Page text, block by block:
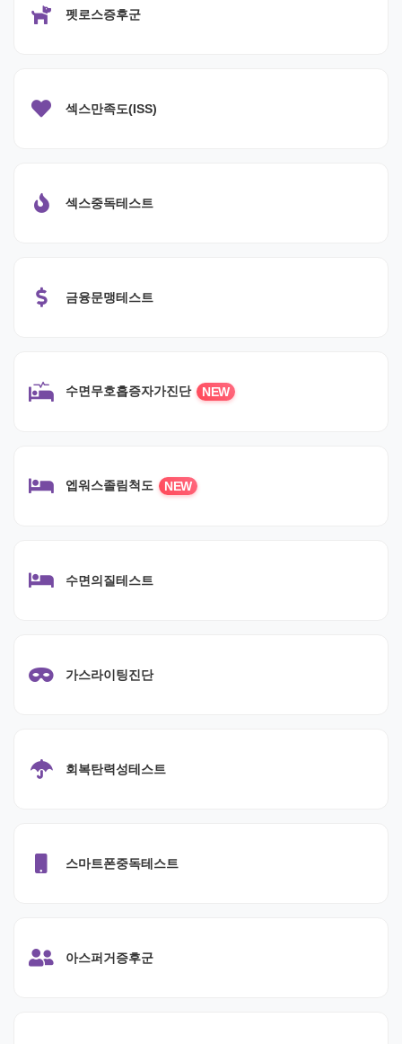
펫로스증후군
섹스만족도(ISS)
섹스중독테스트
금융문맹테스트
수면무호흡증자가진단 NEW
엡워스졸림척도 NEW
수면의질테스트
가스라이팅진단
회복탄력성테스트
스마트폰중독테스트
아스퍼거증후군